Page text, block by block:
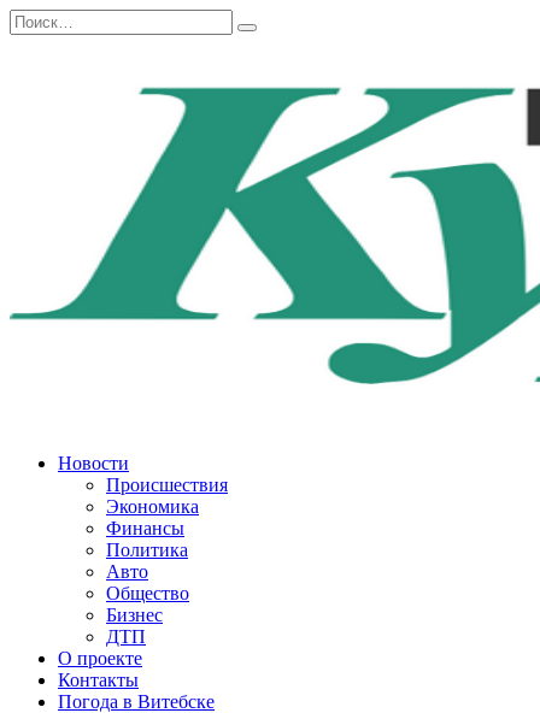
Перейти
к
Search
for:
Новости
Происшествия
Экономика
Финансы
Политика
Авто
Общество
Бизнес
ДТП
О проекте
Контакты
Погода в Витебске